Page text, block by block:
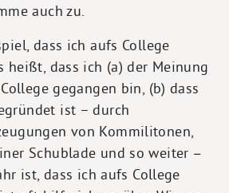
auch zu.
dass ich aufs College
heißt, dass ich (a) der Meinung
gegangen bin, (b) dass
ist – durch
von Kommilitonen,
Schublade und so weiter −
ist, dass ich aufs College